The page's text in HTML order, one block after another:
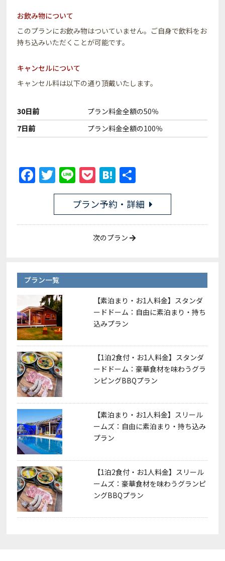
お飲み物について
このプランにお飲み物はついていません。ご自身で飲料をお
持ち込みいただくことが可能です。
キャンセルについて
キャンセル料は以下の通り頂戴いたします。
30日前
プラン料金全額の50％
7日前
プラン料金全額の100％
F
a
e
o
k
T
w
er
Li
n
e
P
o
c
k
et
H
at
e
n
a
有
プラン予約・詳細
次のプラン
プラン一覧
【素泊まり・お1人料金】スタンダ
ードドーム：自由に素泊まり・持ち
込みプラン
【1泊2食付・お1人料金】スタンダ
ードドーム：豪華食材を味わうグラ
ンピングBBQプラン
【素泊まり・お1人料金】スリール
ームズ：自由に素泊まり・持ち込み
プラン
【1泊2食付・お1人料金】スリール
ームズ：豪華食材を味わうグランピ
ングBBQプラン